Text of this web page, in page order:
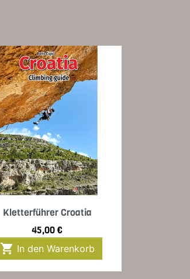
Vorschau
Kletterführer Croatia
Preis
45,00 €
 In den Warenkorb